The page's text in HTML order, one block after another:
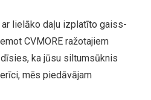
lielāko daļu izplatīto gaiss-
CVMORE ražotajiem
ka jūsu siltumsūknis
mēs piedāvājam